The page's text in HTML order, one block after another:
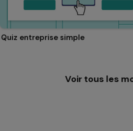
Quiz entreprise simple
Voir tous les